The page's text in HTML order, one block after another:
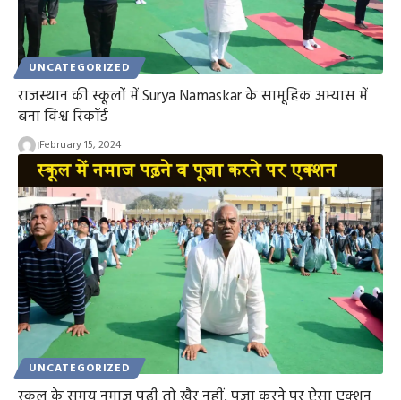
UNCATEGORIZED
राजस्थान की स्कूलों में Surya Namaskar के सामूहिक अभ्यास में
बना विश्व रिकॉर्ड
February 15, 2024
UNCATEGORIZED